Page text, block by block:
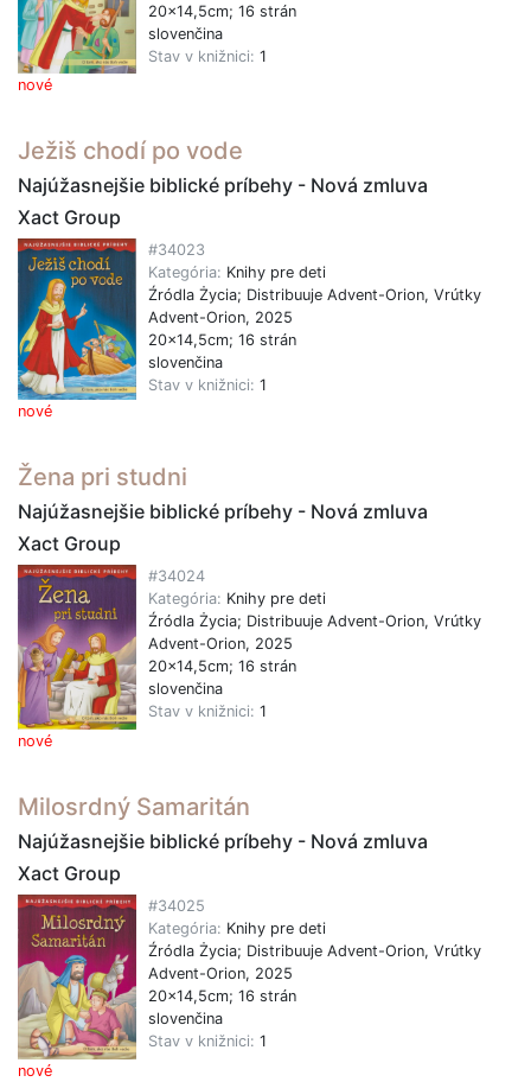
nové
20x14,5cm; 16 strán
slovenčina
Stav v knižnici: 1
Ježiš chodí po vode
Najúžasnejšie biblické príbehy - Nová zmluva
Xact Group
nové
#34023
Kategória: Knihy pre deti
Źródla Życia; Distribuuje Advent-Orion, Vrútky
Advent-Orion, 2025
20x14,5cm; 16 strán
slovenčina
Stav v knižnici: 1
Žena pri studni
Najúžasnejšie biblické príbehy - Nová zmluva
Xact Group
nové
#34024
Kategória: Knihy pre deti
Źródla Życia; Distribuuje Advent-Orion, Vrútky
Advent-Orion, 2025
20x14,5cm; 16 strán
slovenčina
Stav v knižnici: 1
Milosrdný Samaritán
Najúžasnejšie biblické príbehy - Nová zmluva
Xact Group
nové
#34025
Kategória: Knihy pre deti
Źródla Życia; Distribuuje Advent-Orion, Vrútky
Advent-Orion, 2025
20x14,5cm; 16 strán
slovenčina
Stav v knižnici: 1